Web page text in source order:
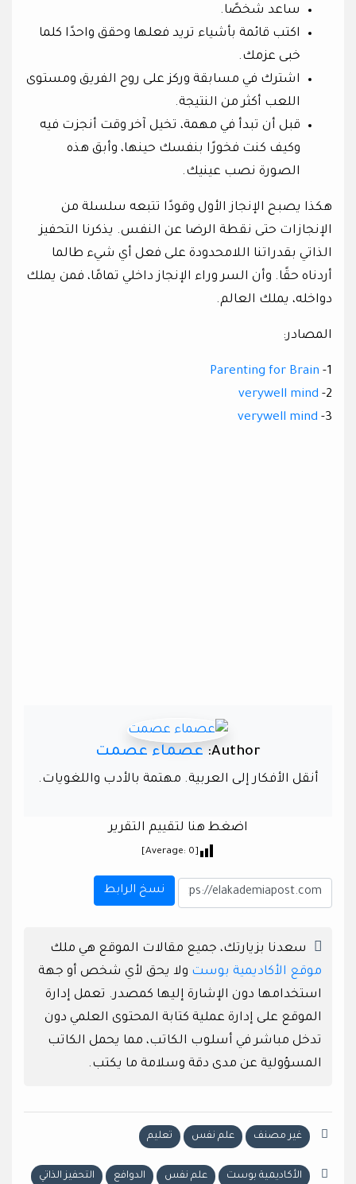
ساعد شخصًا.
اكتب قائمة بأشياء تريد فعلها وحقق واحدًا كلما
خبى عزمك.
اشترك في مسابقة وركز على روح الفريق ومستوى
اللعب أكثر من النتيجة.
قبل أن تبدأ في مهمة، تخيل آخر وقت أنجزت فيه
وكيف كنت فخورًا بنفسك حينها، وأبق هذه
الصورة نصب عينيك.
هكذا يصبح الإنجاز الأول وقودًا تتبعه سلسلة من
الإنجازات حتى نقطة الرضا عن النفس. يذكرنا التحفيز
الذاتي بقدراتنا اللامحدودة على فعل أي شيء طالما
أردناه حقًا. وأن السر وراء الإنجاز داخلي تمامًا، فمن يملك
دواخله، يملك العالم.
المصادر:
1-
Parenting for Brain
2-
verywell mind
3-
verywell mind
Author: عصماء عصمت
أنقل الأفكار إلى العربية. مهتمة بالأدب واللغويات.
اضغط هنا لتقييم التقرير
[Average:
0
]
نسخ الرابط
سعدنا بزيارتك، جميع مقالات الموقع هي ملك
موقع الأكاديمية بوست ولا يحق لأي شخص أو جهة
استخدامها دون الإشارة إليها كمصدر. تعمل إدارة
الموقع على إدارة عملية كتابة المحتوى العلمي دون
تدخل مباشر في أسلوب الكاتب، مما يحمل الكاتب
المسؤولية عن مدى دقة وسلامة ما يكتب.
غير مصنف علم نفس تعليم
الأكاديمية بوست علم نفس الدوافع التحفيز الذاتي